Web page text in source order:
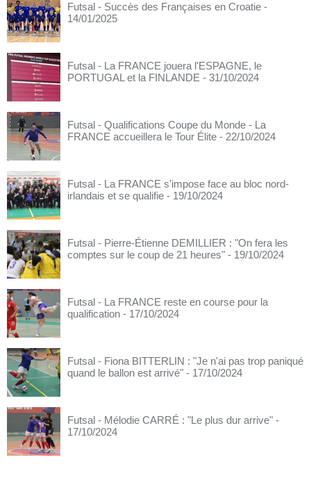
Futsal - Succès des Françaises en Croatie -
14/01/2025
Futsal - La FRANCE jouera l'ESPAGNE, le
PORTUGAL et la FINLANDE - 31/10/2024
Futsal - Qualifications Coupe du Monde - La
FRANCE accueillera le Tour Élite - 22/10/2024
Futsal - La FRANCE s'impose face au bloc nord-
irlandais et se qualifie - 19/10/2024
Futsal - Pierre-Étienne DEMILLIER : "On fera les
comptes sur le coup de 21 heures" - 19/10/2024
Futsal - La FRANCE reste en course pour la
qualification - 17/10/2024
Futsal - Fiona BITTERLIN : "Je n'ai pas trop paniqué
quand le ballon est arrivé" - 17/10/2024
Futsal - Mélodie CARRÉ : "Le plus dur arrive" -
17/10/2024